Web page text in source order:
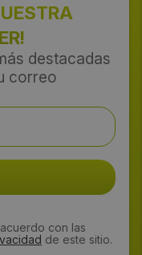
destacadas
correo
con las
de este sitio.